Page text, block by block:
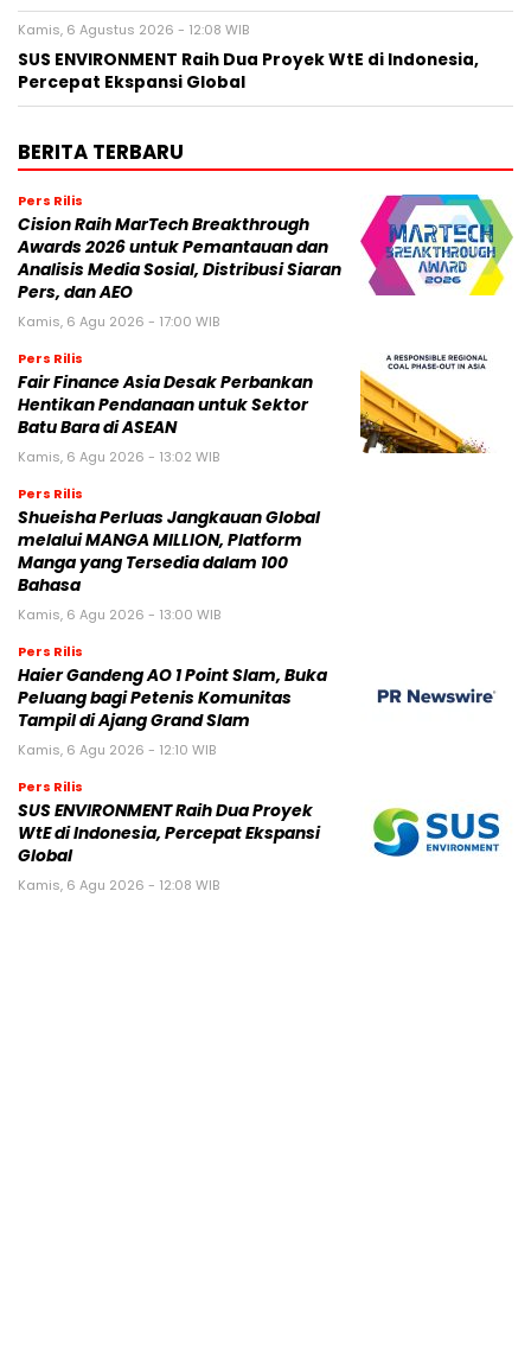
Kamis, 6 Agustus 2026 - 12:08 WIB
SUS ENVIRONMENT Raih Dua Proyek WtE di Indonesia,
Percepat Ekspansi Global
BERITA TERBARU
Pers Rilis
Cision Raih MarTech Breakthrough
Awards 2026 untuk Pemantauan dan
Analisis Media Sosial, Distribusi Siaran
Pers, dan AEO
Kamis, 6 Agu 2026 - 17:00 WIB
Pers Rilis
Fair Finance Asia Desak Perbankan
Hentikan Pendanaan untuk Sektor
Batu Bara di ASEAN
Kamis, 6 Agu 2026 - 13:02 WIB
Pers Rilis
Shueisha Perluas Jangkauan Global
melalui MANGA MILLION, Platform
Manga yang Tersedia dalam 100
Bahasa
Kamis, 6 Agu 2026 - 13:00 WIB
Pers Rilis
Haier Gandeng AO 1 Point Slam, Buka
Peluang bagi Petenis Komunitas
Tampil di Ajang Grand Slam
Kamis, 6 Agu 2026 - 12:10 WIB
Pers Rilis
SUS ENVIRONMENT Raih Dua Proyek
WtE di Indonesia, Percepat Ekspansi
Global
Kamis, 6 Agu 2026 - 12:08 WIB